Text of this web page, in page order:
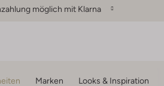
möglich mit Klarna
Marken Looks & Inspiration